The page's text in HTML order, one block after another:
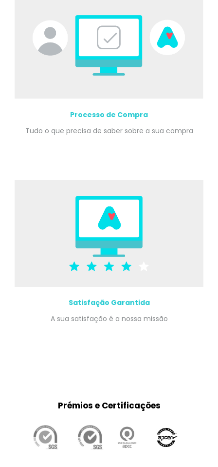
Processo de Compra
Tudo o que precisa de saber sobre a sua compra
Satisfação Garantida
A sua satisfação é a nossa missão
Prémios e Certificações